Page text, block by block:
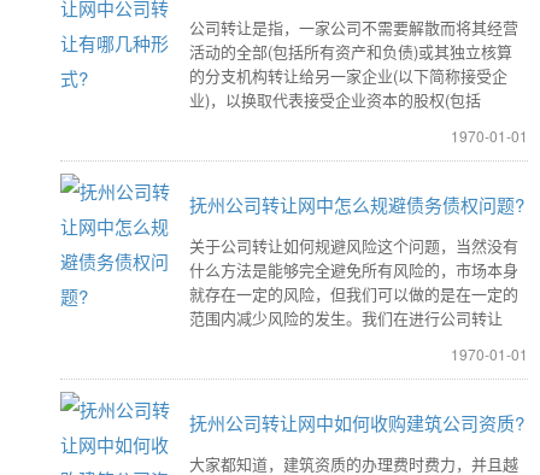
公司转让是指，一家公司不需要解散而将其经营
活动的全部(包括所有资产和负债)或其独立核算
的分支机构转让给另一家企业(以下简称接受企
业)，以换取代表接受企业资本的股权(包括
1970-01-01
抚州公司转让网中怎么规避债务债权问题?
关于公司转让如何规避风险这个问题，当然没有
什么方法是能够完全避免所有风险的，市场本身
就存在一定的风险，但我们可以做的是在一定的
范围内减少风险的发生。我们在进行公司转让
1970-01-01
抚州公司转让网中如何收购建筑公司资质?
大家都知道，建筑资质的办理费时费力，并且越